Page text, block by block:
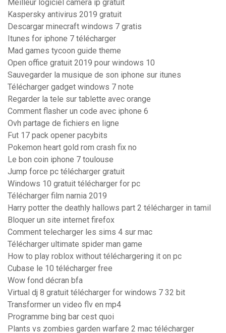
Meilleur logiciel camera ip gratuit
Kaspersky antivirus 2019 gratuit
Descargar minecraft windows 7 gratis
Itunes for iphone 7 télécharger
Mad games tycoon guide theme
Open office gratuit 2019 pour windows 10
Sauvegarder la musique de son iphone sur itunes
Télécharger gadget windows 7 note
Regarder la tele sur tablette avec orange
Comment flasher un code avec iphone 6
Ovh partage de fichiers en ligne
Fut 17 pack opener pacybits
Pokemon heart gold rom crash fix no
Le bon coin iphone 7 toulouse
Jump force pc télécharger gratuit
Windows 10 gratuit télécharger for pc
Télécharger film narnia 2019
Harry potter the deathly hallows part 2 télécharger in tamil
Bloquer un site internet firefox
Comment telecharger les sims 4 sur mac
Télécharger ultimate spider man game
How to play roblox without téléchargering it on pc
Cubase le 10 télécharger free
Wow fond décran bfa
Virtual dj 8 gratuit télécharger for windows 7 32 bit
Transformer un video flv en mp4
Programme bing bar cest quoi
Plants vs zombies garden warfare 2 mac télécharger